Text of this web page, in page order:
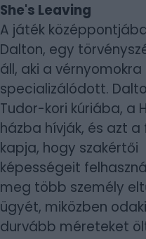
She's Leaving
A játék
Dalton, egy
áll, aki a vérnyomokra
specializálódott.
Tudor-kori kúriába, a
házba hívják, és azt
kapja, hogy szakértői
képességeit
meg több személy
ügyét, miközben
durvább méreteket